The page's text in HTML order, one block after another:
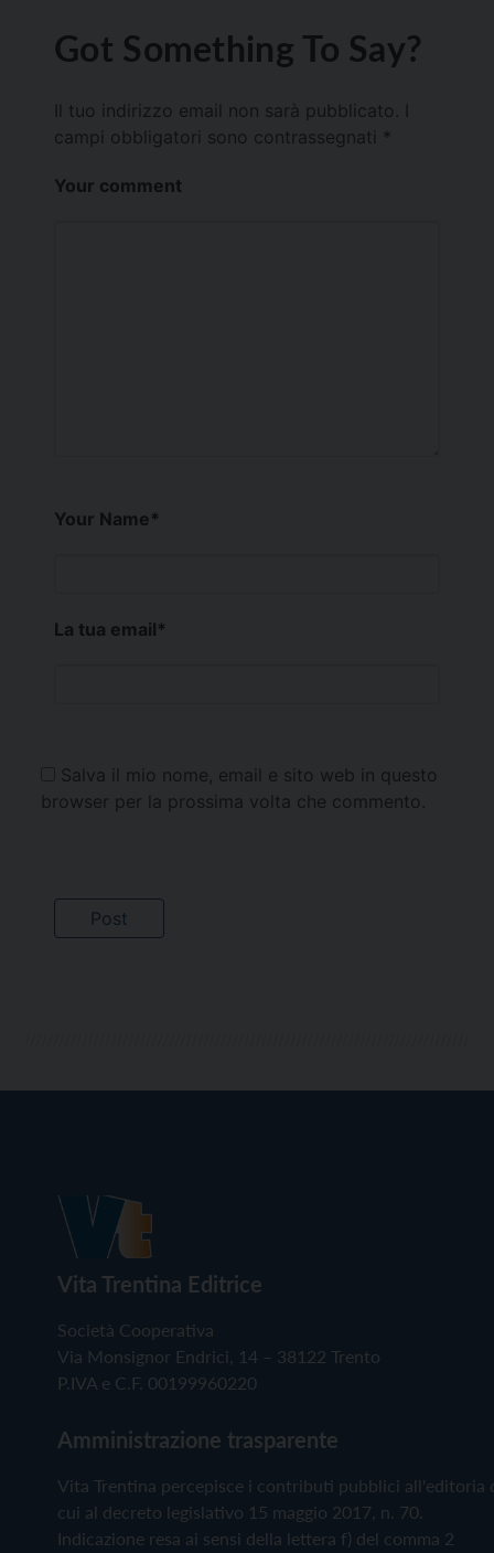
Got Something To Say?
Il tuo indirizzo email non sarà pubblicato.
campi obbligatori sono contrassegnati *
Your comment
Your Name*
La tua email*
Salva il mio nome, email e sito web in questo
browser per la prossima volta che commento.
Vita Trentina Editrice
Società Cooperativa
Via Monsignor Endrici, 14 – 38122 Trento
P.IVA e C.F. 00199960220
Amministrazione trasparente
Vita Trentina percepisce i contributi pubblici all'editoria
cui al decreto legislativo 15 maggio 2017, n. 70.
Indicazione resa ai sensi della lettera f) del comma 2